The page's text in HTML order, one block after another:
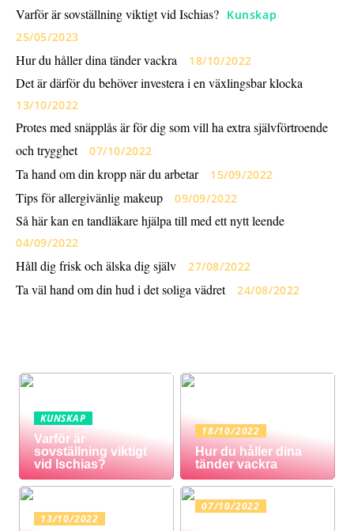
Varför är sovställning viktigt vid Ischias? Kunskap
25/05/2023
Hur du håller dina tänder vackra 18/10/2022
Det är därför du behöver investera i en växlingsbar klocka
13/10/2022
Protes med snäpplås är för dig som vill ha extra självförtroende
och trygghet
07/10/2022
Ta hand om din kropp när du arbetar 15/09/2022
Tips för allergivänlig makeup 09/09/2022
Så här kan en tandläkare hjälpa till med ett nytt leende
04/09/2022
Håll dig frisk och älska dig själv 27/08/2022
Ta väl hand om din hud i det soliga vädret 24/08/2022
KUNSKAP
Varför är
sovställning viktigt
vid Ischias?
18/10/2022
Hur du håller dina
tänder vackra
13/10/2022
07/10/2022